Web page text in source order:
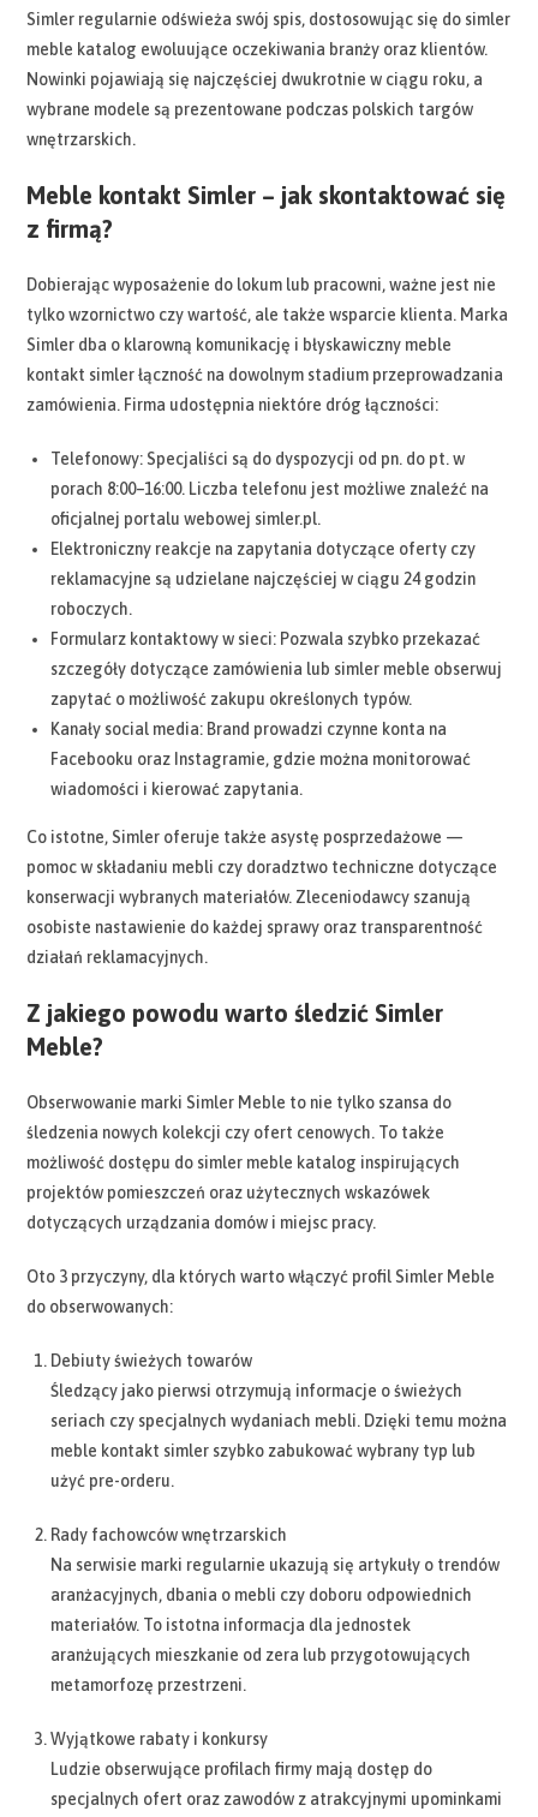
Simler regularnie odświeża swój spis, dostosowując się do simler
meble katalog ewoluujące oczekiwania branży oraz klientów.
Nowinki pojawiają się najczęściej dwukrotnie w ciągu roku, a
wybrane modele są prezentowane podczas polskich targów
wnętrzarskich.
Meble kontakt Simler – jak skontaktować się
z firmą?
Dobierając wyposażenie do lokum lub pracowni, ważne jest nie
tylko wzornictwo czy wartość, ale także wsparcie klienta. Marka
Simler dba o klarowną komunikację i błyskawiczny meble
kontakt simler łączność na dowolnym stadium przeprowadzania
zamówienia. Firma udostępnia niektóre dróg łączności:
Telefonowy: Specjaliści są do dyspozycji od pn. do pt. w
porach 8:00–16:00. Liczba telefonu jest możliwe znaleźć na
oficjalnej portalu webowej simler.pl.
Elektroniczny reakcje na zapytania dotyczące oferty czy
reklamacyjne są udzielane najczęściej w ciągu 24 godzin
roboczych.
Formularz kontaktowy w sieci: Pozwala szybko przekazać
szczegóły dotyczące zamówienia lub simler meble obserwuj
zapytać o możliwość zakupu określonych typów.
Kanały social media: Brand prowadzi czynne konta na
Facebooku oraz Instagramie, gdzie można monitorować
wiadomości i kierować zapytania.
Co istotne, Simler oferuje także asystę posprzedażowe —
pomoc w składaniu mebli czy doradztwo techniczne dotyczące
konserwacji wybranych materiałów. Zleceniodawcy szanują
osobiste nastawienie do każdej sprawy oraz transparentność
działań reklamacyjnych.
Z jakiego powodu warto śledzić Simler
Meble?
Obserwowanie marki Simler Meble to nie tylko szansa do
śledzenia nowych kolekcji czy ofert cenowych. To także
możliwość dostępu do simler meble katalog inspirujących
projektów pomieszczeń oraz użytecznych wskazówek
dotyczących urządzania domów i miejsc pracy.
Oto 3 przyczyny, dla których warto włączyć profil Simler Meble
do obserwowanych:
Debiuty świeżych towarów
Śledzący jako pierwsi otrzymują informacje o świeżych
seriach czy specjalnych wydaniach mebli. Dzięki temu można
meble kontakt simler szybko zabukować wybrany typ lub
użyć pre-orderu.
Rady fachowców wnętrzarskich
Na serwisie marki regularnie ukazują się artykuły o trendów
aranżacyjnych, dbania o mebli czy doboru odpowiednich
materiałów. To istotna informacja dla jednostek
aranżujących mieszkanie od zera lub przygotowujących
metamorfozę przestrzeni.
Wyjątkowe rabaty i konkursy
Ludzie obserwujące profilach firmy mają dostęp do
specjalnych ofert oraz zawodów z atrakcyjnymi upominkami